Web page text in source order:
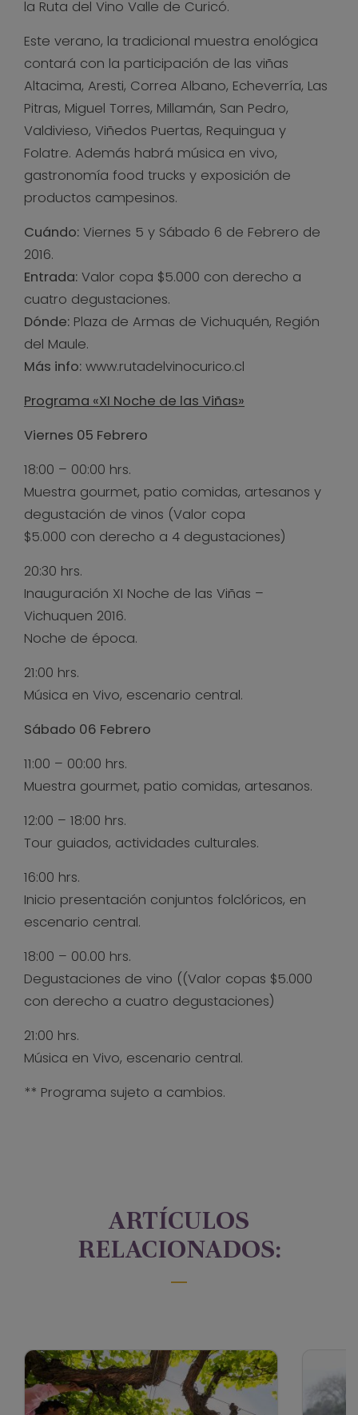
la Ruta del Vino Valle de Curicó.
Este verano, la tradicional muestra enológica
contará con la participación de las viñas
Altacima, Aresti, Correa Albano, Echeverría, Las
Pitras, Miguel Torres, Millamán, San Pedro,
Valdivieso, Viñedos Puertas, Requingua y
Folatre. Además habrá música en vivo,
gastronomía food trucks y exposición de
productos campesinos.
Cuándo: Viernes 5 y Sábado 6 de Febrero de
2016.
Entrada: Valor copa $5.000 con derecho a
cuatro degustaciones.
Dónde: Plaza de Armas de Vichuquén, Región
del Maule.
Más info: www.rutadelvinocurico.cl
Programa «XI Noche de las Viñas»
Viernes 05 Febrero
18:00 – 00:00 hrs.
Muestra gourmet, patio comidas, artesanos y
degustación de vinos (Valor copa
$5.000 con derecho a 4 degustaciones)
20:30 hrs.
Inauguración XI Noche de las Viñas –
Vichuquen 2016.
Noche de época.
21:00 hrs.
Música en Vivo, escenario central.
Sábado 06 Febrero
11:00 – 00:00 hrs.
Muestra gourmet, patio comidas, artesanos.
12:00 – 18:00 hrs.
Tour guiados, actividades culturales.
16:00 hrs.
Inicio presentación conjuntos folclóricos, en
escenario central.
18:00 – 00.00 hrs.
Degustaciones de vino ((Valor copas $5.000
con derecho a cuatro degustaciones)
21:00 hrs.
Música en Vivo, escenario central.
** Programa sujeto a cambios.
ARTÍCULOS
RELACIONADOS: